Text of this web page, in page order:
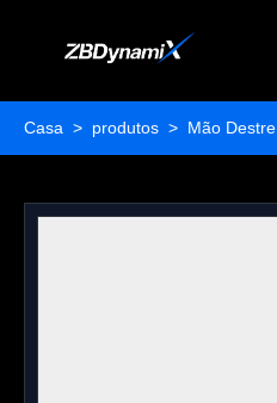
Casa > produtos > Mão Destre